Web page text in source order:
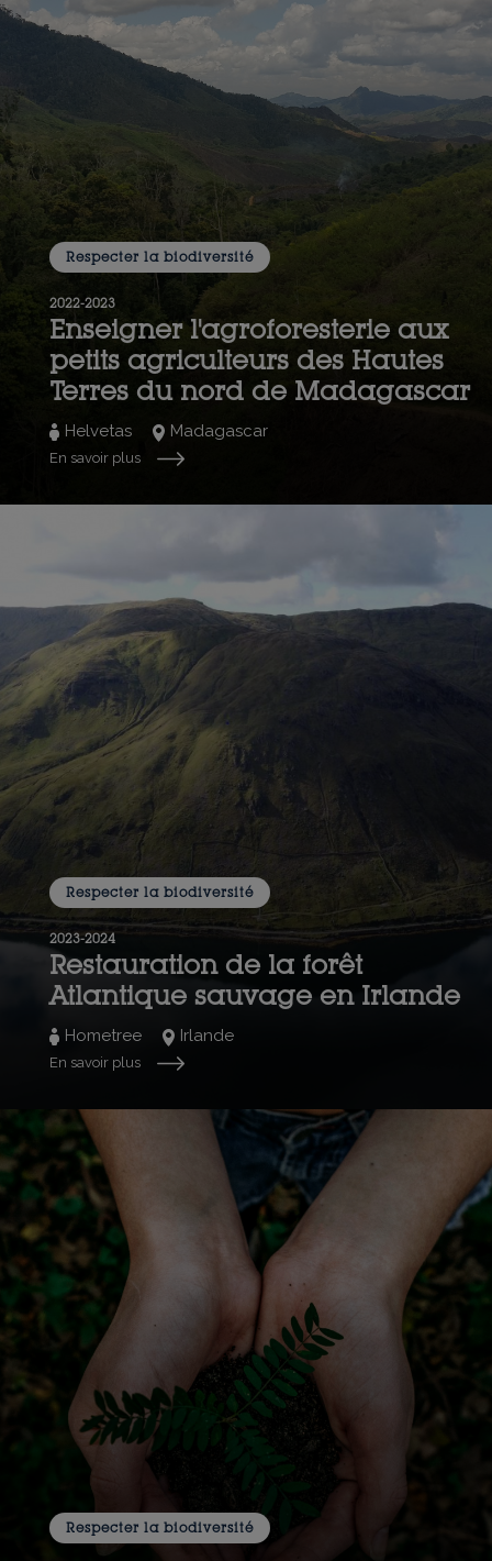
Respecter la biodiversité
2022-2023
Enseigner l'agroforesterie aux
petits agriculteurs des Hautes
Terres du nord de Madagascar
Helvetas Madagascar
En savoir plus
Respecter la biodiversité
2023-2024
Restauration de la forêt
Atlantique sauvage en Irlande
Hometree Irlande
En savoir plus
Respecter la biodiversité